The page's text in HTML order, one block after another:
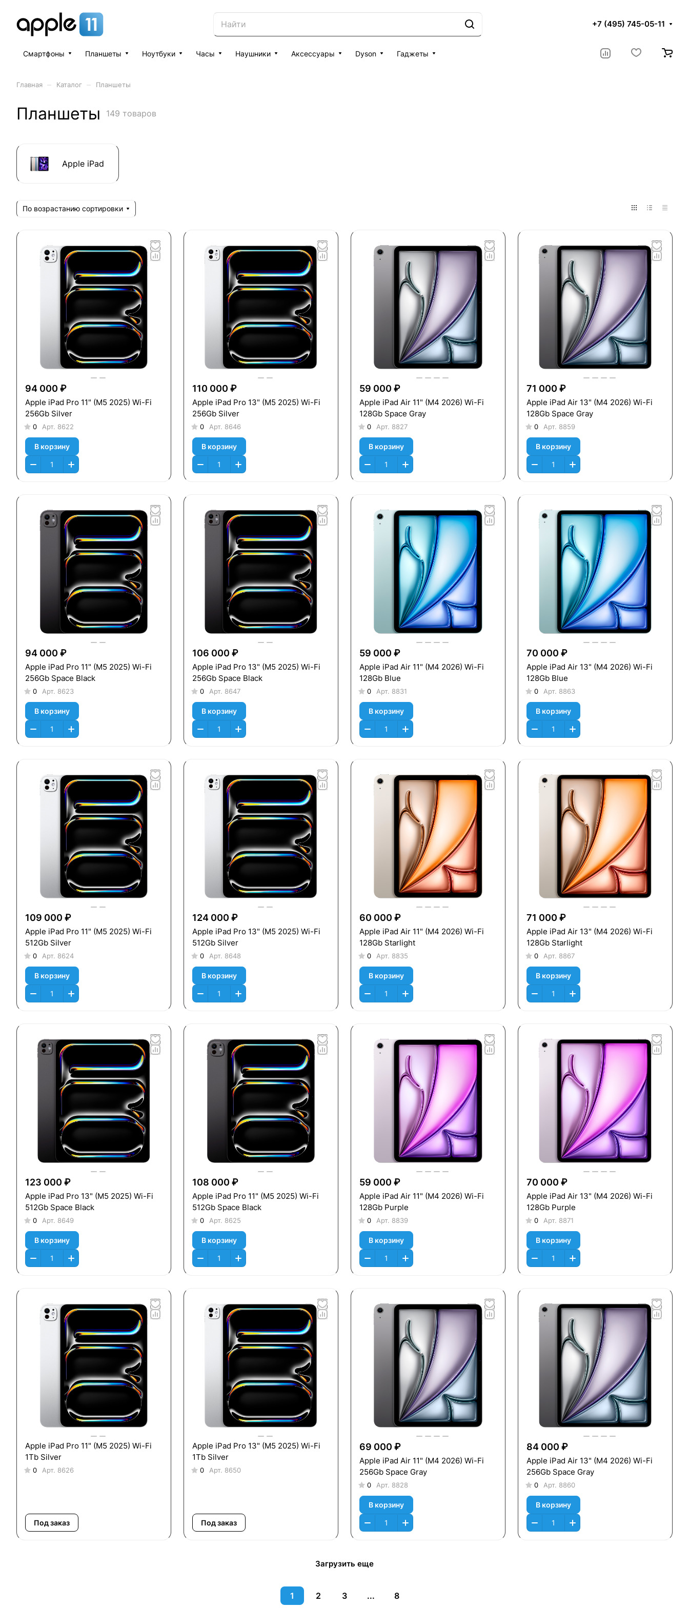
+7 (495) 745-05-11
Смартфоны Планшеты Ноутбуки Часы Наушники Аксессуары Dyson Гаджеты
Главная Каталог Планшеты
Планшеты 149 товаров
Apple iPad
По возрастанию сортировки
94 000 ₽
Apple iPad Pro 11" (M5 2025) Wi-Fi
256Gb Silver
0 Арт. 8622
В корзину
110 000 ₽
Apple iPad Pro 13" (M5 2025) Wi-Fi
256Gb Silver
0 Арт. 8646
В корзину
59 000 ₽
Apple iPad Air 11" (M4 2026) Wi-Fi
128Gb Space Gray
0 Арт. 8827
В корзину
71 000 ₽
Apple iPad Air 13" (M4 2026) Wi-Fi
128Gb Space Gray
0 Арт. 8859
В корзину
94 000 ₽
Apple iPad Pro 11" (M5 2025) Wi-Fi
256Gb Space Black
0 Арт. 8623
В корзину
106 000 ₽
Apple iPad Pro 13" (M5 2025) Wi-Fi
256Gb Space Black
0 Арт. 8647
В корзину
59 000 ₽
Apple iPad Air 11" (M4 2026) Wi-Fi
128Gb Blue
0 Арт. 8831
В корзину
70 000 ₽
Apple iPad Air 13" (M4 2026) Wi-Fi
128Gb Blue
0 Арт. 8863
В корзину
109 000 ₽
Apple iPad Pro 11" (M5 2025) Wi-Fi
512Gb Silver
0 Арт. 8624
В корзину
124 000 ₽
Apple iPad Pro 13" (M5 2025) Wi-Fi
512Gb Silver
0 Арт. 8648
В корзину
60 000 ₽
Apple iPad Air 11" (M4 2026) Wi-Fi
128Gb Starlight
0 Арт. 8835
В корзину
71 000 ₽
Apple iPad Air 13" (M4 2026) Wi-Fi
128Gb Starlight
0 Арт. 8867
В корзину
123 000 ₽
Apple iPad Pro 13" (M5 2025) Wi-Fi
512Gb Space Black
0 Арт. 8649
В корзину
108 000 ₽
Apple iPad Pro 11" (M5 2025) Wi-Fi
512Gb Space Black
0 Арт. 8625
В корзину
59 000 ₽
Apple iPad Air 11" (M4 2026) Wi-Fi
128Gb Purple
0 Арт. 8839
В корзину
70 000 ₽
Apple iPad Air 13" (M4 2026) Wi-Fi
128Gb Purple
0 Арт. 8871
В корзину
Apple iPad Pro 11" (M5 2025) Wi-Fi
1Tb Silver
0 Арт. 8626
Под заказ
Apple iPad Pro 13" (M5 2025) Wi-Fi
1Tb Silver
0 Арт. 8650
Под заказ
69 000 ₽
Apple iPad Air 11" (M4 2026) Wi-Fi
256Gb Space Gray
0 Арт. 8828
В корзину
84 000 ₽
Apple iPad Air 13" (M4 2026) Wi-Fi
256Gb Space Gray
0 Арт. 8860
В корзину
Загрузить еще
1 2 3 ... 8